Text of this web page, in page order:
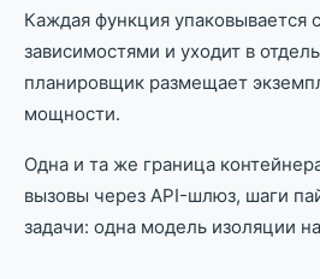
Каждая функция упаковывается
зависимостями и уходит в
планировщик размещает
мощности.
Одна и та же граница
вызовы через API-шлюз, шаги
задачи: одна модель изоляции